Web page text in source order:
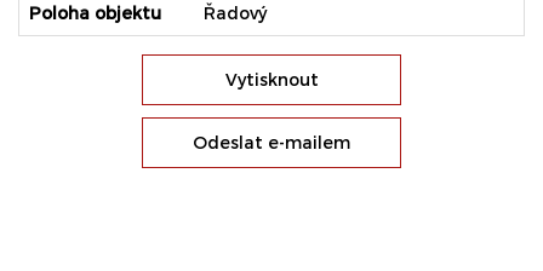
Poloha objektu Řadový
Vytisknout
Odeslat e-mailem